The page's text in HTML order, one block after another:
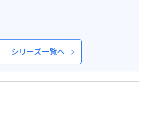
シリーズ一覧へ